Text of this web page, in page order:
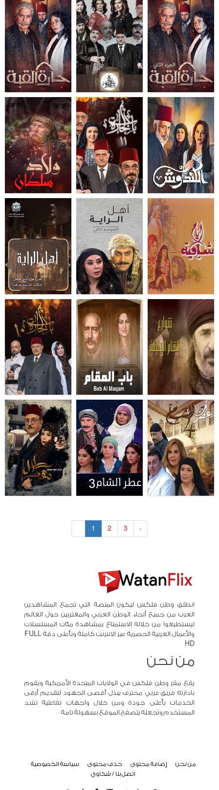
1 2 3 »
انطلق وطن فلكس ليكون المنصة التي تجمع المشاهدين
العرب من جميع أنحاء الوطن العربي والمغتربين حول العالم
ليستطيعوا من خلاله الاستمتاع بمشاهدة مئات المسلسلات
والأعمال العربية الحصرية عبر الانترنت كاملة وبأعلى دقة FULL
HD
من نحن
يقع مقر وطن فلكس في الولايات المتحدة الأمريكية ويقوم
بادارته فريق عربي محترف يبذل أقصى الجهود لتقديم أرقى
الخدمات بأعلى جودة ومن خلال واجهات تفاعلية تشد
المستخدم وتجعله يتصفح الموقع بسهولة تامة
من نحن إضافة محتوى حذف محتوى
سياسة الخصوصية
اتصل بنا / شكاوي